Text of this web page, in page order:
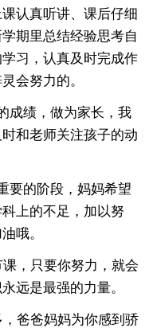
认真听讲、课后仔细
期里总结经验思考自
习，认真及时完成作
会努力的。
成绩，做为家长，我
和老师关注孩子的动
要的阶段，妈妈希望
上的不足，加以努
哦。
，只要你努力，就会
远是最强的力量。
爸爸妈妈为你感到骄